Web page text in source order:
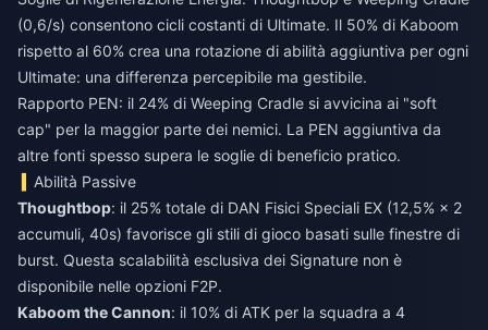
(0,6/s) consentono cicli costanti di Ultimate. Il 50% di Kaboom
rispetto al 60% crea una rotazione di abilità aggiuntiva per ogni
Ultimate: una differenza percepibile ma gestibile.
Rapporto PEN: il 24% di Weeping Cradle si avvicina ai "soft
cap" per la maggior parte dei nemici. La PEN aggiuntiva da
altre fonti spesso supera le soglie di beneficio pratico.
Abilità Passive
Thoughtbop: il 25% totale di DAN Fisici Speciali EX (12,5% × 2
accumuli, 40s) favorisce gli stili di gioco basati sulle finestre di
burst. Questa scalabilità esclusiva dei Signature non è
disponibile nelle opzioni F2P.
Kaboom the Cannon: il 10% di ATK per la squadra a 4